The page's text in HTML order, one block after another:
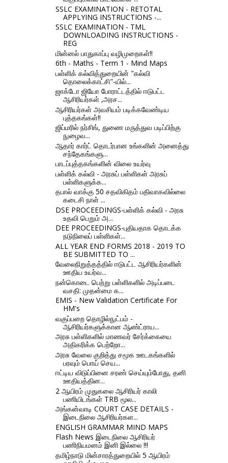
SSLC EXAMINATION - RETOTAL
APPLYING INSTRUCTIONS -...
SSLC EXAMINATION - TML
DOWNLOADING INSTRUCTIONS -
REG
மின்னல் பாதுகாப்பு வழிமுறைகள்!!
6th - Maths - Term 1 - Mind Maps
பள்ளிக் கல்வித்துறையின் "கல்வி
தொலைக்காட்சி"-யில்...
ஜாக்டோ ஜியோ போராட்டத்தில் ஈடுபட்ட
ஆசிரியர்கள் ,அரச...
ஆசிரியர்கள் அவசியம் படிக்கவேண்டிய
புத்தகங்கள்!!
ஜிப்மரில் நர்சிங், துணை மருத்துவ படிப்பிற்கு
நுழைவ...
ஆதார் கார்ட் தொடர்பான உங்களின் அனைத்து
சந்தேகங்களு...
பாடப்புத்தகங்களின் விலை உயர்வு
பள்ளிக் கல்வி - அரசுப் பள்ளிகள் அரசுப்
பள்ளிகளுக்க...
தபால் வாக்கு 50 சதவிகிதம் பதிவாகவில்லை
கடைசி நாள் ...
DSE PROCEEDINGS-பள்ளிக் கல்வி - அரசு
உதவி பெறும் அ...
DEE PROCEEDINGS-புதியதாக தொடக்க
நடுநிலைப் பள்ளிகள்...
ALL YEAR END FORMS 2018 - 2019 TO
BE SUBMITTED TO ...
வேலைநிறுத்தத்தில் ஈடுபட்ட ஆசிரியர்களின்
ஊதிய உயர்வ...
நன்கொடை பெற்று பள்ளிகளில் அடிப்படை
வசதி: முதன்மை க...
EMIS - New Validation Certificate For
HM's
வகுப்பறை தொழில்நுட்பம் -
ஆசிரியர்களுக்கான ஆண்ட்ராய...
அரசு பள்ளிகளில் மாணவர் சேர்க்கையை
அதிகரிக்க பெற்றோ...
அரசு வேலை குறித்து சமூக ஊடகங்களில்
பரவும் பொய் செய...
ஈட்டிய விடுப்பினை சரண் செய்யும்போது, தனி
ஊதியத்தின...
2 ஆயிரம் முதுகலை ஆசிரியர் காலி
பணியிடங்கள் TRB மூல...
அங்கன்வாடி COURT CASE DETAILS -
இடைநிலை ஆசிரியர்கள...
ENGLISH GRAMMAR MIND MAPS
Flash News இடைநிலை ஆசிரியர்
பணிநியமனம் இனி இல்லை !!!
தமிழ்நாடு மின்சாரத்துறையில் 5 ஆயிரம்